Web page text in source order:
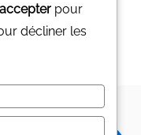
MINERALI
pour
décliner les